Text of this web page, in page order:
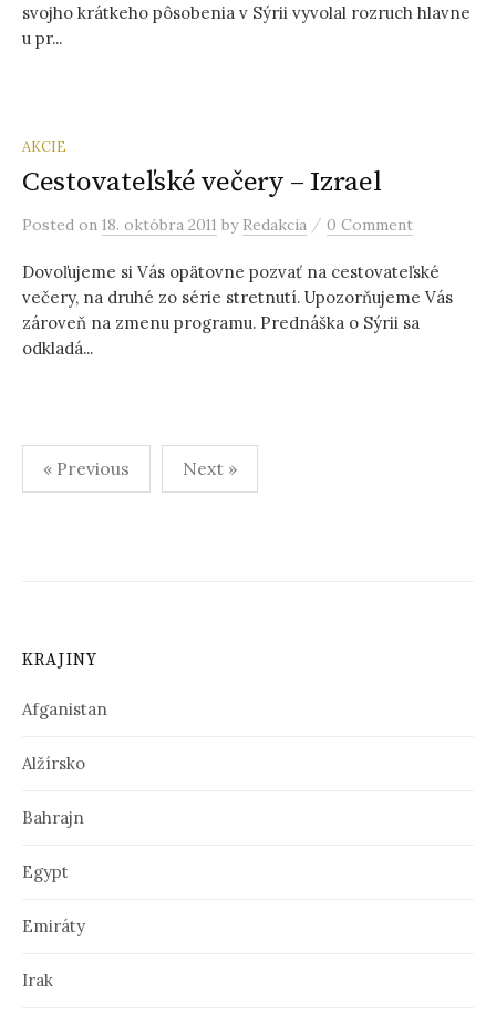
svojho krátkeho pôsobenia v Sýrii vyvolal rozruch hlavne
u pr...
AKCIE
Cestovateľské večery – Izrael
Posted on 18. októbra 2011 by Redakcia / 0 Comment
Dovoľujeme si Vás opätovne pozvať na cestovateľské
večery, na druhé zo série stretnutí. Upozorňujeme Vás
zároveň na zmenu programu. Prednáška o Sýrii sa
odkladá...
g
á
c
a
v
á
« Previous Next »
KRAJINY
Afganistan
Alžírsko
Bahrajn
Egypt
Emiráty
Irak